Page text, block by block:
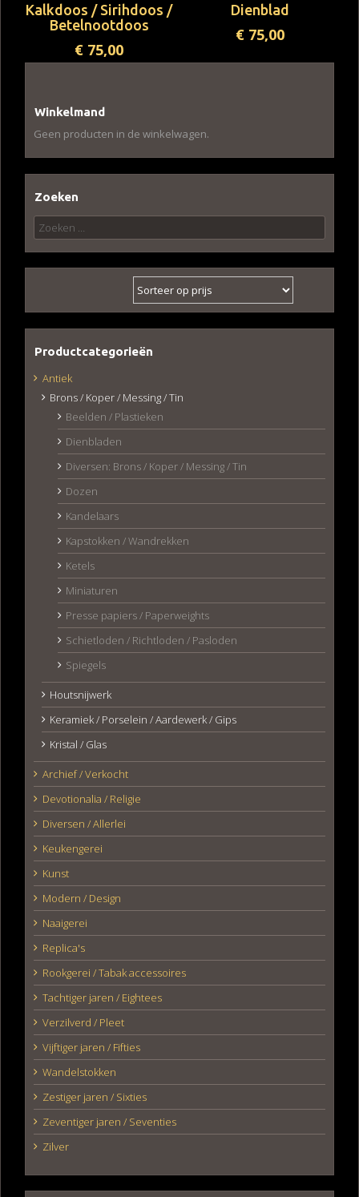
Kalkdoos / Sirihdoos /
Betelnootdoos
€ 75,00
Dienblad
€75,00
Winkelmand
Geen producten in de winkelwagen.
Zoeken
Zoeken
naar:
Productcategorieën
Antiek
Brons / Koper / Messing / Tin
Beelden / Plastieken
Dienbladen
Diversen: Brons / Koper / Messing / Tin
Dozen
Kandelaars
Kapstokken / Wandrekken
Ketels
Miniaturen
Presse papiers / Paperweights
Schietloden / Richtloden / Pasloden
Spiegels
Houtsnijwerk
Keramiek / Porselein / Aardewerk / Gips
Kristal / Glas
Archief / Verkocht
Devotionalia / Religie
Diversen / Allerlei
Keukengerei
Kunst
Modern / Design
Naaigerei
Replica's
Rookgerei / Tabak accessoires
Tachtiger jaren / Eightees
Verzilverd / Pleet
Vijftiger jaren / Fifties
Wandelstokken
Zestiger jaren / Sixties
Zeventiger jaren / Seventies
Zilver